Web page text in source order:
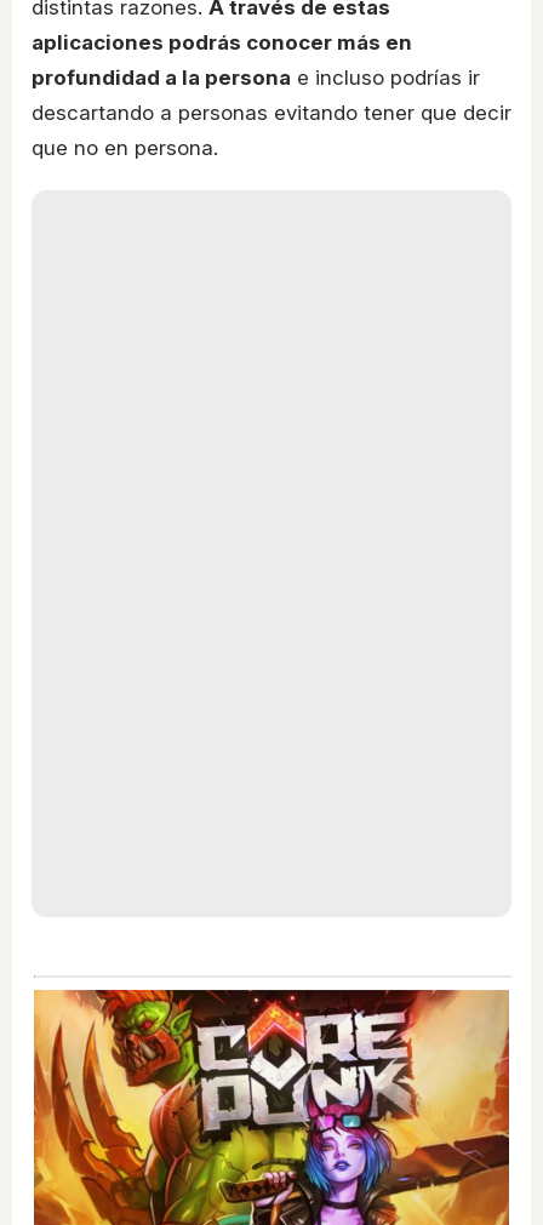
distintas razones. A través de estas
aplicaciones podrás conocer más en
profundidad a la persona e incluso podrías ir
descartando a personas evitando tener que decir
que no en persona.